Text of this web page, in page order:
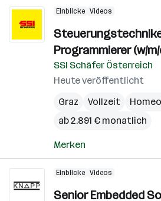
Einblicke Videos
Programmierer (w/
SSI Schäfer Österreich
Heute veröffentlicht
Graz
Vollzeit
ab 2.891 € monatlich
Merken
Einblicke Videos
Senior Embedded